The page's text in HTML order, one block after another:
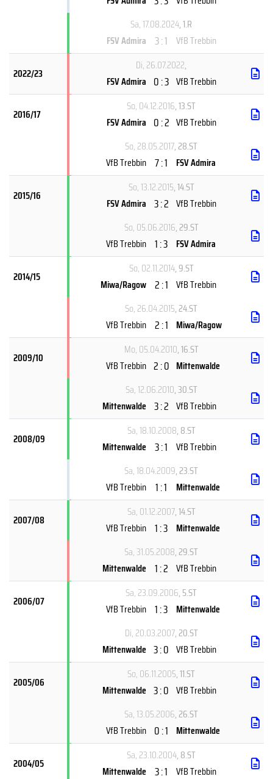
Sa, 17.08.2024, 1.R
FSV Admira 3 : 1 VfB Trebbin
2022/23
Di, 26.07.2022,
FSV Admira 0 : 3 VfB Trebbin
2016/17
So, 04.12.2016, 13.ST
FSV Admira 0 : 2 VfB Trebbin
So, 28.05.2017, 28.ST
VfB Trebbin 7 : 1 FSV Admira
2015/16
So, 13.12.2015, 14.ST
FSV Admira 3 : 2 VfB Trebbin
So, 05.06.2016, 29.ST
VfB Trebbin 1 : 3 FSV Admira
2014/15
So, 02.11.2014, 9.ST
Miwa/Ragow 2 : 1 VfB Trebbin
So, 26.04.2015, 24.ST
VfB Trebbin 2 : 1 Miwa/Ragow
2009/10
Mo, 05.04.2010, 16.ST
VfB Trebbin 2 : 0 Mittenwalde
Sa, 12.06.2010, 30.ST
Mittenwalde 3 : 2 VfB Trebbin
2008/09
Sa, 18.10.2008, 8.ST
Mittenwalde 3 : 1 VfB Trebbin
Sa, 18.04.2009, 23.ST
VfB Trebbin 1 : 1 Mittenwalde
2007/08
Sa, 01.12.2007, 14.ST
VfB Trebbin 1 : 3 Mittenwalde
Sa, 31.05.2008, 29.ST
Mittenwalde 1 : 2 VfB Trebbin
2006/07
Sa, 23.09.2006, 5.ST
VfB Trebbin 1 : 3 Mittenwalde
Di, 20.03.2007, 20.ST
Mittenwalde 3 : 0 VfB Trebbin
2005/06
So, 06.11.2005, 11.ST
Mittenwalde 3 : 0 VfB Trebbin
Sa, 13.05.2006, 26.ST
VfB Trebbin 0 : 1 Mittenwalde
2004/05
Sa, 23.10.2004, 8.ST
Mittenwalde 3 : 1 VfB Trebbin